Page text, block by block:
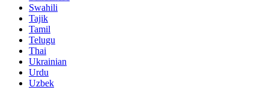
Swahili
Tajik
Tamil
Telugu
Thai
Ukrainian
Urdu
Uzbek